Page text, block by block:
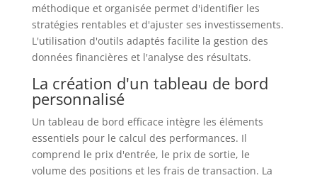
méthodique et organisée permet d'identifier les
stratégies rentables et d'ajuster ses investissements.
L'utilisation d'outils adaptés facilite la gestion des
données financières et l'analyse des résultats.
La création d'un tableau de bord
personnalisé
Un tableau de bord efficace intègre les éléments
essentiels pour le calcul des performances. Il
comprend le prix d'entrée, le prix de sortie, le
volume des positions et les frais de transaction. La